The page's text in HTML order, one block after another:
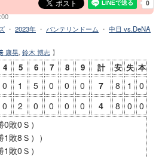
・ 2023年 ・ バンテリンドーム ・ 中日 vs.DeNA
康晃 鈴木 博志 】
4 5 6 7 8 9 計 安 失 本
0 1 5 0 0 0 7 8 1
0
0 2 0 0 0 0 4 8 0
0
敗0Ｓ）
敗8Ｓ））
敗0Ｓ）